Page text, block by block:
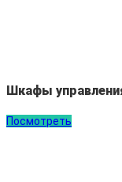
Шкафы
Посмотреть